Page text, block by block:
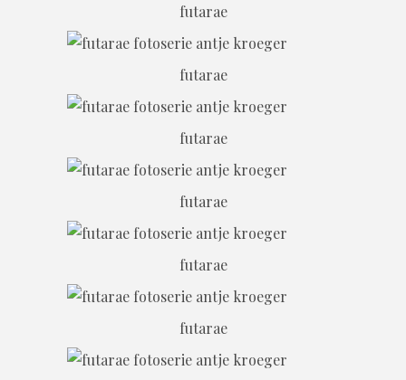
futarae
futarae
futarae
futarae
futarae
futarae